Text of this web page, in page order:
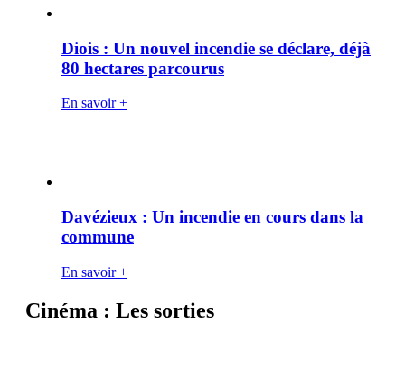
Diois : Un nouvel incendie se déclare, déjà
80 hectares parcourus
En savoir +
Davézieux : Un incendie en cours dans la
commune
En savoir +
Cinéma : Les sorties